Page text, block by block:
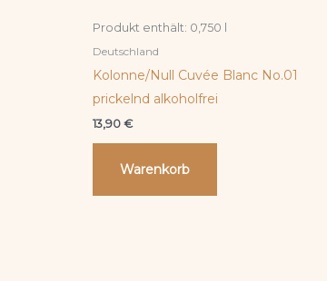
Produkt enthält: 0,750
Deutschland
Kolonne/Null Cuvée Blanc No.01
prickelnd alkoholfrei
13,90 €
Warenkorb